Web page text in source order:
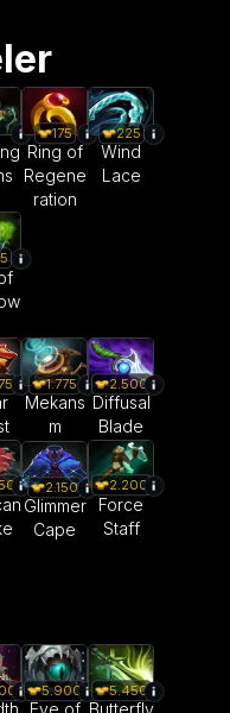
175
Ring of
Regene
ration
225
Wind
Lace
1.775
Mekans
m
2.500
Diffusal
Blade
2.150
Glimmer
Cape
2.200
Force
Staff
5.900 5.450